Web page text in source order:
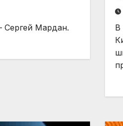
Мардан.
В